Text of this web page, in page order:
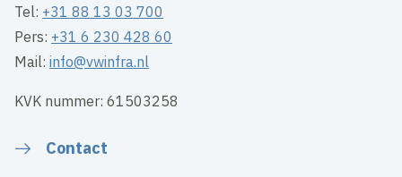
Tel: +31 88 13 03 700
Pers: +31 6 230 428 60
Mail:info@vwinfra.nl
KVK nummer: 61503258
Contact